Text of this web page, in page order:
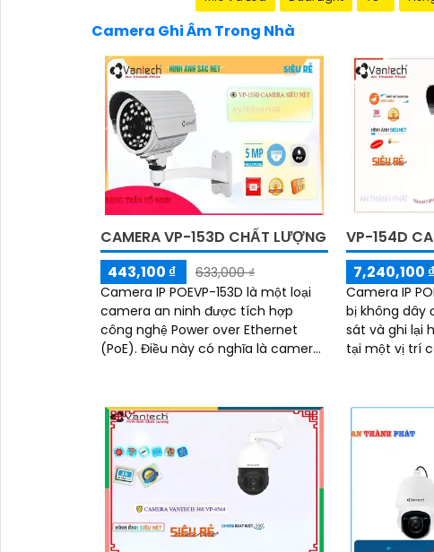
Camera Ghi Âm Trong Nhà
CAMERA VP-153D CHẤT LƯỢNG
443,100 ₫
633,000 ₫
Camera IP POEVP-153D là một loại
camera an ninh được tích hợp
công nghệ Power over Ethernet
(PoE). Điều này có nghĩa là camera
VP-154D
7,240,100 ₫
Camera IP
bị không dây
sát và ghi lại
tại một vị trí